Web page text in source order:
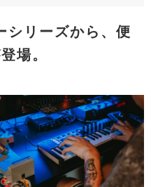
リーズから、便
場。